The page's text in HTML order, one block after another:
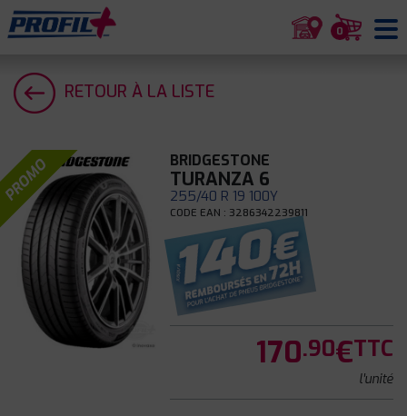
0
RETOUR À LA LISTE
PROMO BRIDGESTONE
TURANZA 6
255/40 R 19 100Y
CODE EAN : 3286342239811
170.90€TTC
l'unité